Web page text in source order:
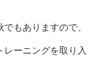
もありますので、
ーニングを取り入